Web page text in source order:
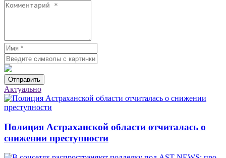
Отправить
Актуально
Полиция Астраханской области отчиталась о
снижении преступности